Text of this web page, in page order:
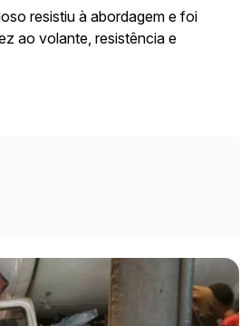
resistiu à abordagem e foi
ao volante, resistência e